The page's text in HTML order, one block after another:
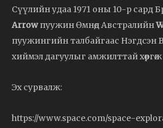
Сүүлийн удаа 1971 оны 10-р сард
Arrowпуужин Өмнөд Австралийн
пуужингийн талбайгаас Нэгдсэн
хиймэл дагуулыг амжилттай
Эх сурвалж:
https://www.space.com/space-